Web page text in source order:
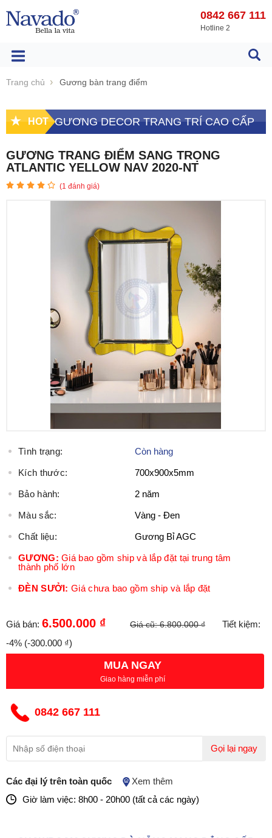
0842 667 111
Hotline 2
Trang chủ Gương bàn trang điểm
HOT GƯƠNG DECOR TRANG TRÍ CAO CẤP
GƯƠNG TRANG ĐIỂM SANG TRỌNG
ATLANTIC YELLOW NAV 2020-NT
(1 đánh giá)
Tình trạng: Còn hàng
Kích thước: 700x900x5mm
Bảo hành: 2 năm
Màu sắc: Vàng - Đen
Chất liệu: Gương Bỉ AGC
GƯƠNG: Giá bao gồm ship và lắp đặt tại trung tâm
thành phố lớn
ĐÈN SƯỞI: Giá chưa bao gồm ship và lắp đặt
Giá bán: 6.500.000 ₫ Giá cũ:6.800.000 ₫
Tiết kiệm:
-4% (-300.000 ₫)
MUA NGAY
Giao hàng miễn phí
0842 667 111
Gọi lại ngay
Các đại lý trên toàn quốc
Xem thêm
Giờ làm việc: 8h00 - 20h00 (tất cả các ngày)